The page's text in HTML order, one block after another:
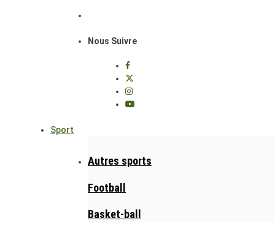
Nous Suivre
Sport
Autres sports
Football
Basket-ball